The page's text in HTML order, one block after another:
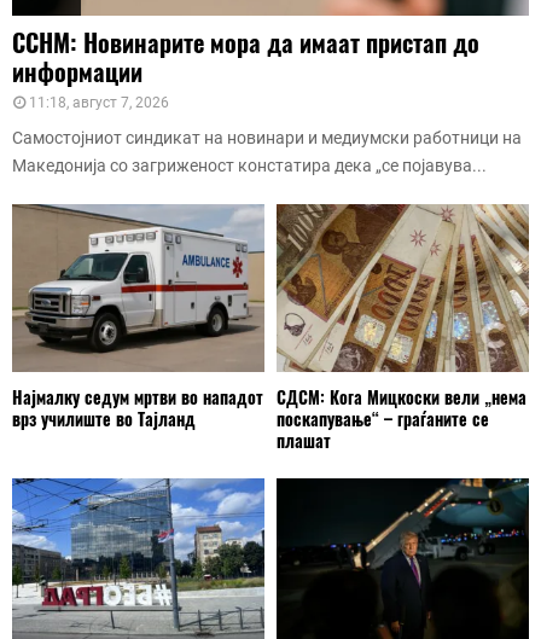
ССНМ: Новинарите мора да имаат пристап до
информации
11:18, август 7, 2026
Самостојниот синдикат на новинари и медиумски работници на
Македонија со загриженост констатира дека „се појавува...
Најмалку седум мртви во нападот
врз училиште во Тајланд
СДСМ: Кога Мицкоски вели „нема
поскапување“ – граѓаните се
плашат